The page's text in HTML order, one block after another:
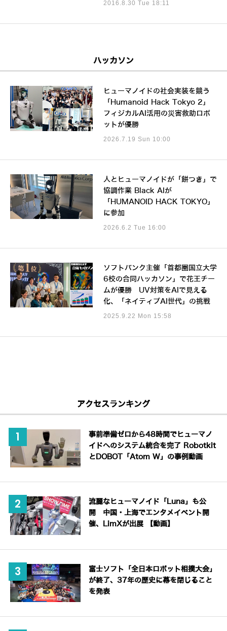
2016.8.30 Tue 18:11
ハッカソン
ヒューマノイドの社会実装を競う
「Humanoid Hack Tokyo 2」
フィジカルAI活用の災害救助ロボ
ットが優勝
2026.7.19 Sun 10:00
人とヒューマノイドが「餅つき」で
協調作業 Black AIが
「HUMANOID HACK TOKYO」
に参加
2026.6.2 Tue 16:00
ソフトバンク主催「首都圏国立大学
6校の合同ハッカソン」で花王チー
ムが優勝 UV対策をAIで見える
化、「ネイティブAI世代」の挑戦
2025.9.22 Mon 15:58
アクセスランキング
事前準備ゼロから48時間でヒューマノ
イドへのシステム統合を完了 Robotkit
とDOBOT「Atom W」の事例動画
流麗なヒューマノイド「Luna」も公
開 中国・上海でエンタメイベント開
催、LimXが出展 【動画】
富士ソフト「全日本ロボット相撲大会」
が終了、37年の歴史に幕を閉じること
を発表